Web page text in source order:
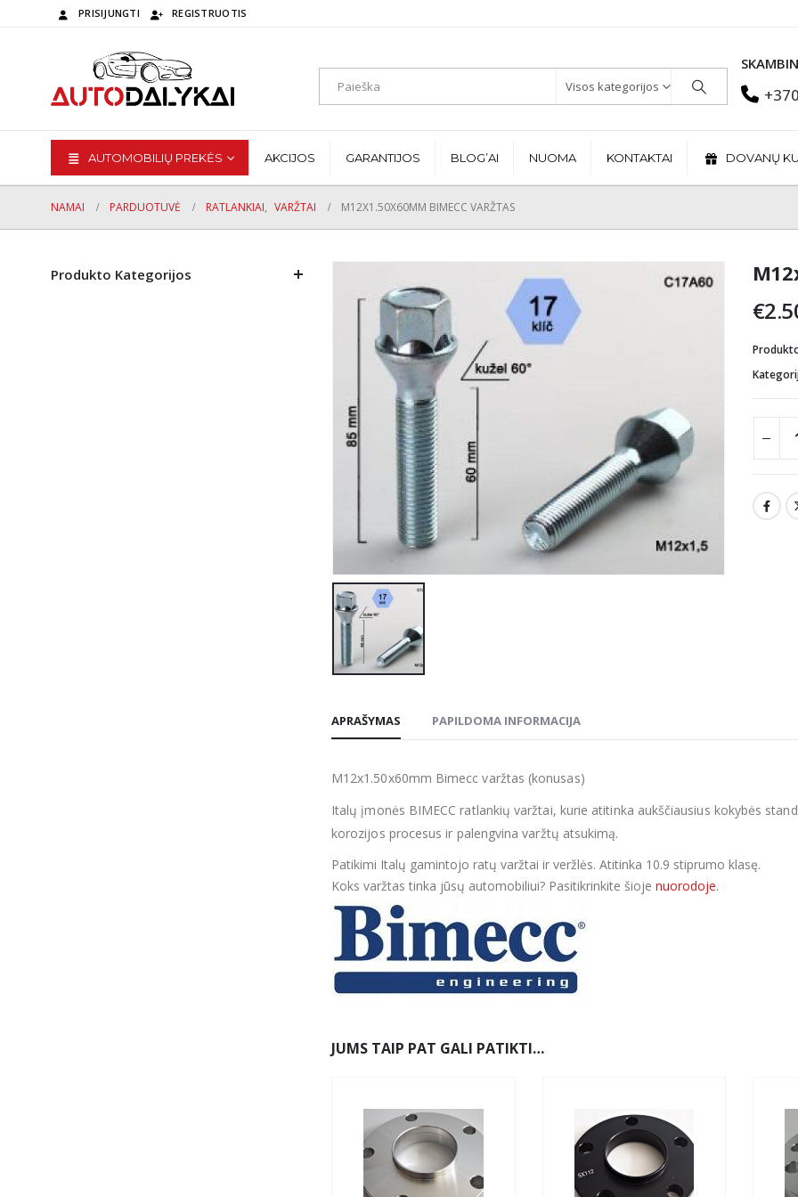
PRISIJUNGTI REGISTRUOTIS
Visos kategorijos
AUTOMOBILIŲ PREKĖS AKCIJOS GARANTIJOS BLOG’AI NUOMA KONTAKTAI DOVANŲ
NAMAI PARDUOTUVĖ RATLANKIAI, VARŽTAI M12X1.50X60MM BIMECC VARŽTAS
€
APRAŠYMAS PAPILDOMA INFORMACIJA
M12x1.50x60mm Bimecc varžtas (konusas)
Italų įmonės BIMECC ratlankių varžtai, kurie atitinka aukščiausius kokybės
korozijos procesus ir palengvina varžtų atsukimą.
Patikimi Italų gamintojo ratų varžtai ir veržlės. Atitinka 10.9 stiprumo klasę.
Koks varžtas tinka jūsų automobiliui? Pasitikrinkite šioje nuorodoje.
JUMS TAIP PAT GALI PATIKTI…
Produkto Kategorijos